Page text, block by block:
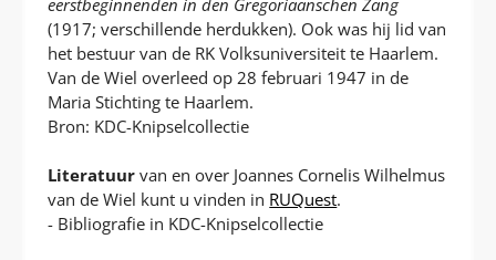
(1917; verschillende herdukken). Ook was hij lid van
het bestuur van de RK Volksuniversiteit te Haarlem.
Van de Wiel overleed op 28 februari 1947 in de
Maria Stichting te Haarlem.
Bron: KDC-Knipselcollectie
Literatuur van en over Joannes Cornelis Wilhelmus
van de Wiel kunt u vinden in RUQuest.
- Bibliografie in KDC-Knipselcollectie